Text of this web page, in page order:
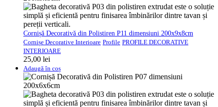
Cornișă Decorativă din Polistiren P11 dimensiuni 200x9x8cm
Cornișe Decorative Interioare Profile PROFILE DECORATIVE
INTERIOARE
25,00 lei
Adaugă în coș